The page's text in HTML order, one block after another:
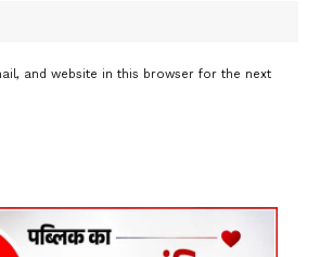
and website in this browser for the next